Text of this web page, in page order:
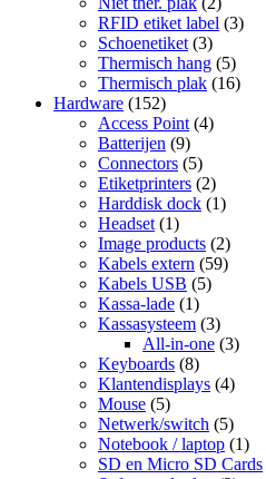
RFID etiket label (3)
Schoenetiket (3)
Thermisch hang (5)
Thermisch plak (16)
Hardware (152)
Access Point (4)
Batterijen (9)
Connectors (5)
Etiketprinters (2)
Harddisk dock (1)
Headset (1)
Image products (2)
Kabels extern (59)
Kabels USB (5)
Kassa-lade (1)
Kassasysteem (3)
All-in-one (3)
Keyboards (8)
Klantendisplays (4)
Mouse (5)
Netwerk/switch (5)
Notebook / laptop (1)
SD en Micro SD Cards